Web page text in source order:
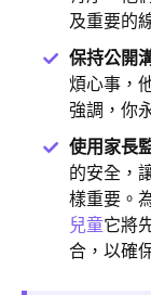
及重要的
保持公開
煩心事，
強調，你
使用家長
的安全，
樣重要。
兒童它將
合，以確